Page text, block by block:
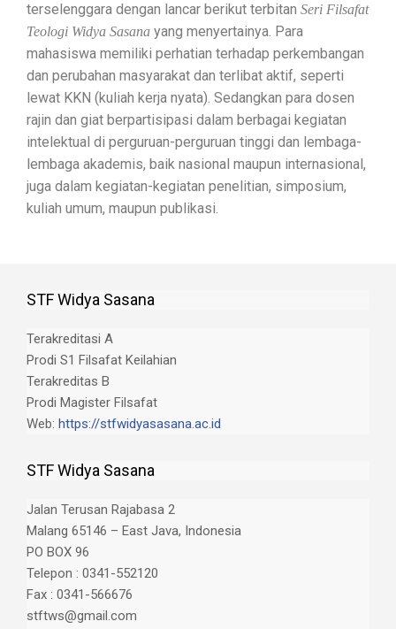
terselenggara dengan lancar berikut terbitan Seri Filsafat
Teologi Widya Sasana yang menyertainya. Para
mahasiswa memiliki perhatian terhadap perkembangan
dan perubahan masyarakat dan terlibat aktif, seperti
lewat KKN (kuliah kerja nyata). Sedangkan para dosen
rajin dan giat berpartisipasi dalam berbagai kegiatan
intelektual di perguruan-perguruan tinggi dan lembaga-
lembaga akademis, baik nasional maupun internasional,
juga dalam kegiatan-kegiatan penelitian, simposium,
kuliah umum, maupun publikasi.
STF Widya Sasana
Terakreditasi A
Prodi S1 Filsafat Keilahian
Terakreditas B
Prodi Magister Filsafat
Web: https://stfwidyasasana.ac.id
STF Widya Sasana
Jalan Terusan Rajabasa 2
Malang 65146 – East Java, Indonesia
PO BOX 96
Telepon : 0341-552120
Fax : 0341-566676
stftws@gmail.com